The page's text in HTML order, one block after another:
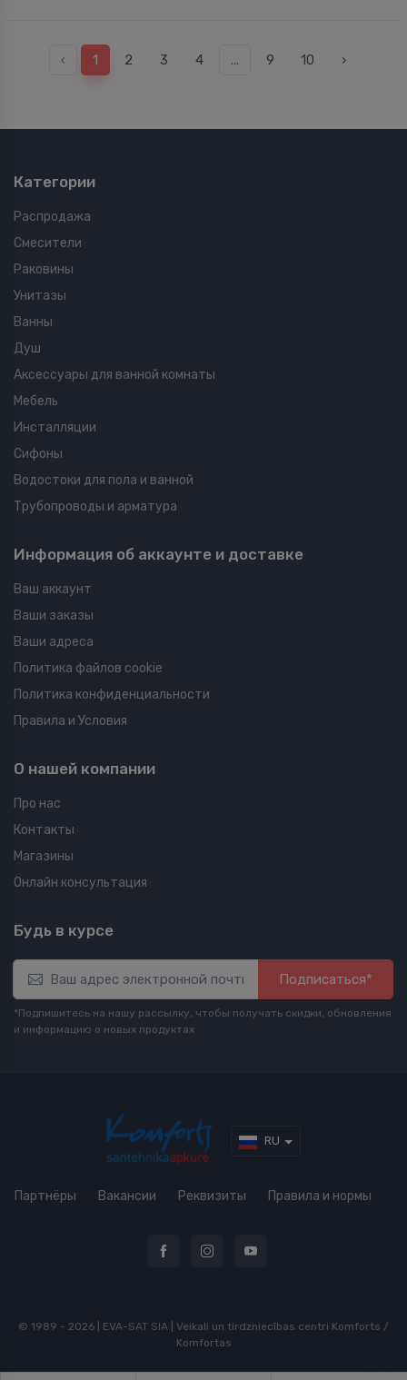
‹ 1 2 3 4 ... 9 10 ›
Категории
Распродажа
Смесители
Раковины
Унитазы
Ванны
Душ
Аксессуары для ванной комнаты
Мебель
Инсталляции
Сифоны
Водостоки для пола и ванной
Трубопроводы и арматура
Информация об аккаунте и доставке
Ваш аккаунт
Ваши заказы
Ваши адреса
Политика файлов cookie
Политика конфиденциальности
Правила и Условия
О нашей компании
Про нас
Контакты
Магазины
Онлайн консультация
Будь в курсе
Подписаться*
*Подпишитесь на нашу рассылку, чтобы получать скидки, обновления
и информацию о новых продуктах
RU
Партнёры Вакансии Реквизиты Правила и нормы
© 1989 - 2026 | EVA-SAT SIA | Veikali un tirdzniecības centri Komforts /
Komfortas